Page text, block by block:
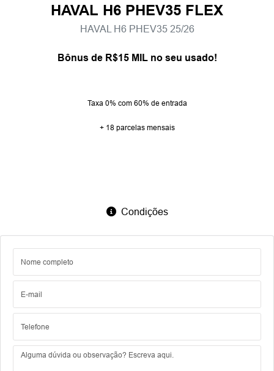
HAVAL H6 PHEV35 FLEX
HAVAL H6 PHEV35 25/26
Bônus de R$15 MIL no seu usado!
Taxa 0% com 60% de entrada
+ 18 parcelas mensais
Condições